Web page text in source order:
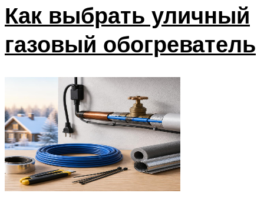
Как выбрать уличный
газовый обогреватель